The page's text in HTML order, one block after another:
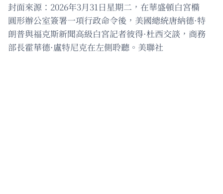
封面來源：2026年3月31日星期二，在華盛頓白宮橢
圓形辦公室簽署一項行政命令後，美國總統唐納德·特
朗普與福克斯新聞高級白宮記者彼得·杜西交談，商務
部長霍華德·盧特尼克在左側聆聽。美聯社